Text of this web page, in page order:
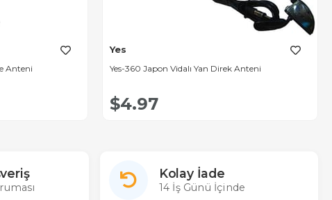
Anteni
Yes
Yes-360 Japon Vidalı Yan Direk Anteni
$4.97
Kolay İade
14 İş Günü İçinde